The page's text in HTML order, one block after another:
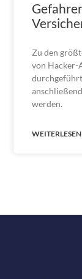
Zu den
von Hacker-
werden.
WEITERLESEN